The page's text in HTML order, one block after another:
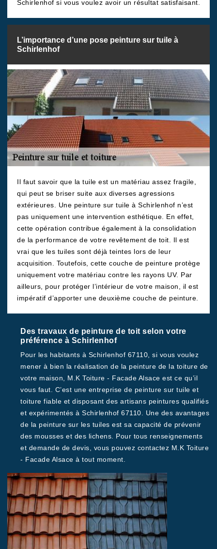
Schirlenhof si vous voulez avoir un résultat satisfaisant.
L’importance d’une pose peinture sur tuile à
Schirlenhof
Il faut savoir que la tuile est un matériau assez fragile,
qui peut se briser suite aux diverses agressions
extérieures. Une peinture sur tuile à Schirlenhof n’est
pas uniquement une intervention esthétique. En effet,
cette opération contribue également à la consolidation
de la performance de votre revêtement de toit. Il est
vrai que les tuiles sont déjà teintes lors de leur
acquisition. Toutefois, cette couche de peinture protège
uniquement votre matériau contre les rayons UV. Par
ailleurs, pour protéger l’intérieur de votre maison, il est
impératif d’apporter une deuxième couche de peinture.
Des travaux de peinture de toit selon votre
préférence à Schirlenhof
Pour les habitants à Schirlenhof 67110, si vous voulez
mener à bien la réalisation de la peinture de la toiture de
votre maison, M.K Toiture - Facade Alsace est ce qu’il
vous faut. C’est une entreprise de peinture sur tuile et
toiture fiable et disposant des artisans peintures qualifiés
et expérimentés à Schirlenhof 67110. Une des avantages
de la peinture sur les tuiles est sa capacité de prévenir
des mousses et des lichens. Pour tous renseignements
et demande de devis, vous pouvez contactez M.K Toiture
- Facade Alsace à tout moment.